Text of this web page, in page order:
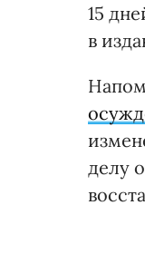
15
в
делу